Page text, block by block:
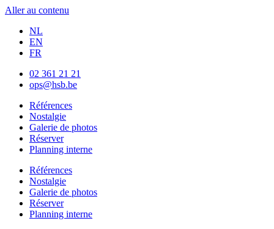
Aller au contenu
NL
EN
FR
02 361 21 21
ops@hsb.be
Références
Nostalgie
Galerie de photos
Réserver
Planning interne
Références
Nostalgie
Galerie de photos
Réserver
Planning interne